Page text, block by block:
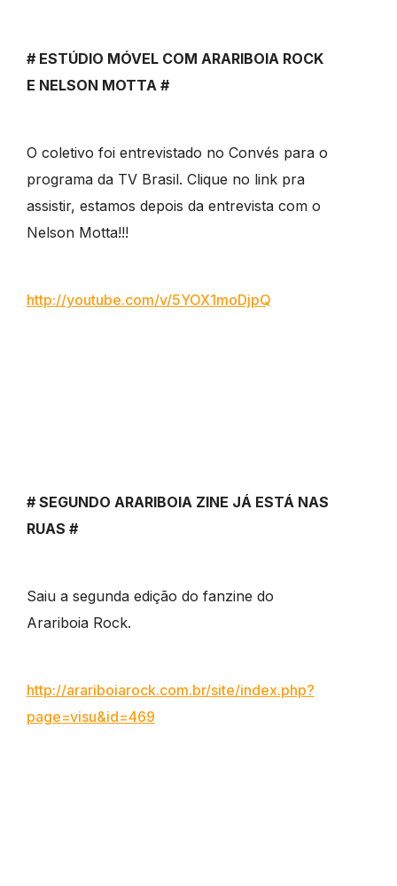
# ESTÚDIO MÓVEL COM ARARIBOIA ROCK
E NELSON MOTTA #
O coletivo foi entrevistado no Convés para o
programa da TV Brasil. Clique no link pra
assistir, estamos depois da entrevista com o
Nelson Motta!!!
http://youtube.com/v/5YOX1moDjpQ
# SEGUNDO ARARIBOIA ZINE JÁ ESTÁ NAS
RUAS #
Saiu a segunda edição do fanzine do
Arariboia Rock.
http://arariboiarock.com.br/site/index.php?
page=visu&id=469